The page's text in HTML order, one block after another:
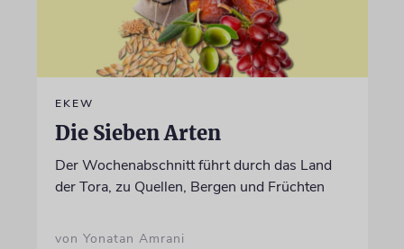
EKEW
Die Sieben Arten
Der Wochenabschnitt führt durch das Land
der Tora, zu Quellen, Bergen und Früchten
von Yonatan Amrani